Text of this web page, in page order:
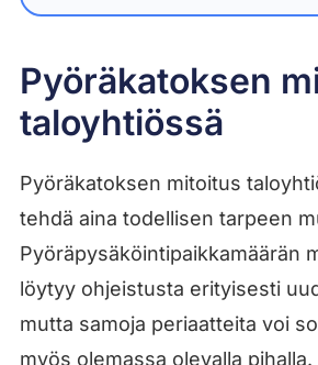
Pyöräkatoksen
taloyhtiössä
Pyöräkatoksen mitoitus
tehdä aina todellisen tarpeen
Pyöräpysäköintipaikkamäärän
löytyy ohjeistusta erityisesti
mutta samoja periaatteita voi
myös olemassa olevalla pihalla.